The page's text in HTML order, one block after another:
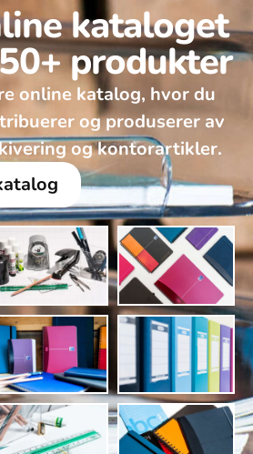
kataloget
produkter
online katalog, hvor du
og produserer av
og kontorartikler.